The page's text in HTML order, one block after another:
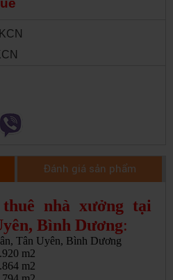
Đánh giá sản phẩm
nhà xưởng tại
Bình Dương:
Tân Uyên, Bình Dương
m2
m2